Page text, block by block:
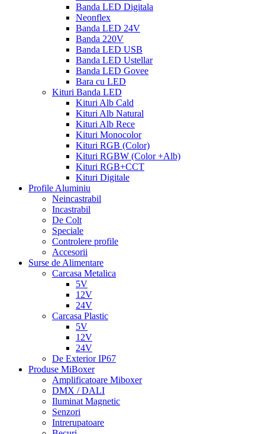
Banda LED Digitala
Neonflex
Banda LED 24V
Banda 220V
Banda LED USB
Banda LED Ustellar
Banda LED Govee
Bara cu LED
Kituri Banda LED
Kituri Alb Cald
Kituri Alb Natural
Kituri Alb Rece
Kituri Monocolor
Kituri RGB (Color)
Kituri RGBW (Color +Alb)
Kituri RGB+CCT
Kituri Digitale
Profile Aluminiu
Neincastrabil
Incastrabil
De Colt
Speciale
Controlere profile
Accesorii
Surse de Alimentare
Carcasa Metalica
5V
12V
24V
Carcasa Plastic
5V
12V
24V
De Exterior IP67
Produse MiBoxer
Amplificatoare Miboxer
DMX / DALI
Iluminat Magnetic
Senzori
Intrerupatoare